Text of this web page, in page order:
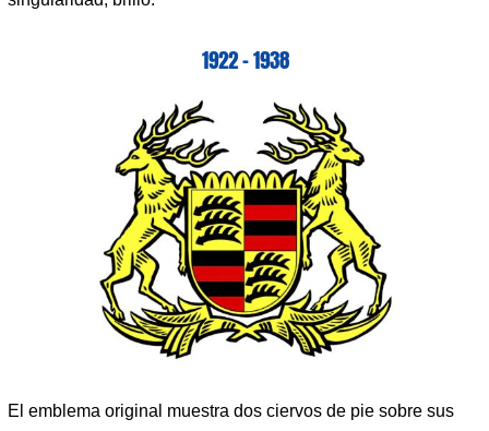
1922 – 1938
El emblema original muestra dos ciervos de pie sobre sus